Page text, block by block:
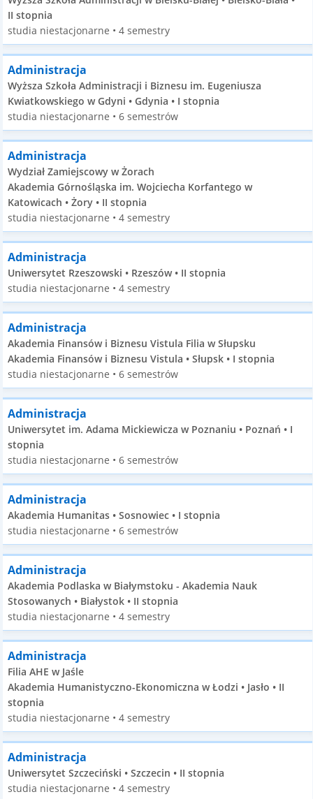
II stopnia
studia niestacjonarne • 4 semestry
Administracja
Wyższa Szkoła Administracji i Biznesu im. Eugeniusza
Kwiatkowskiego w Gdyni • Gdynia • I stopnia
studia niestacjonarne • 6 semestrów
Administracja
Wydział Zamiejscowy w Żorach
Akademia Górnośląska im. Wojciecha Korfantego w
Katowicach • Żory • II stopnia
studia niestacjonarne • 4 semestry
Administracja
Uniwersytet Rzeszowski • Rzeszów • II stopnia
studia niestacjonarne • 4 semestry
Administracja
Akademia Finansów i Biznesu Vistula Filia w Słupsku
Akademia Finansów i Biznesu Vistula • Słupsk • I stopnia
studia niestacjonarne • 6 semestrów
Administracja
Uniwersytet im. Adama Mickiewicza w Poznaniu • Poznań • I
stopnia
studia niestacjonarne • 6 semestrów
Administracja
Akademia Humanitas • Sosnowiec • I stopnia
studia niestacjonarne • 6 semestrów
Administracja
Akademia Podlaska w Białymstoku - Akademia Nauk
Stosowanych • Białystok • II stopnia
studia niestacjonarne • 4 semestry
Administracja
Filia AHE w Jaśle
Akademia Humanistyczno-Ekonomiczna w Łodzi • Jasło • II
stopnia
studia niestacjonarne • 4 semestry
Administracja
Uniwersytet Szczeciński • Szczecin • II stopnia
studia niestacjonarne • 4 semestry